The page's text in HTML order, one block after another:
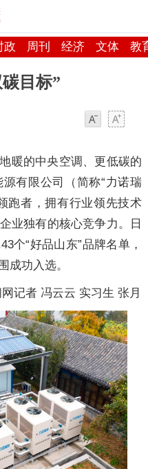
政 周刊 经济 文体 教
目标”
的中央空调、更低碳的
有限公司（简称“力诺瑞
跑者，拥有行业领先技术
业独有的核心竞争力。日
个“好品山东”品牌名单，
成功入选。
者 冯云云 实习生 张月